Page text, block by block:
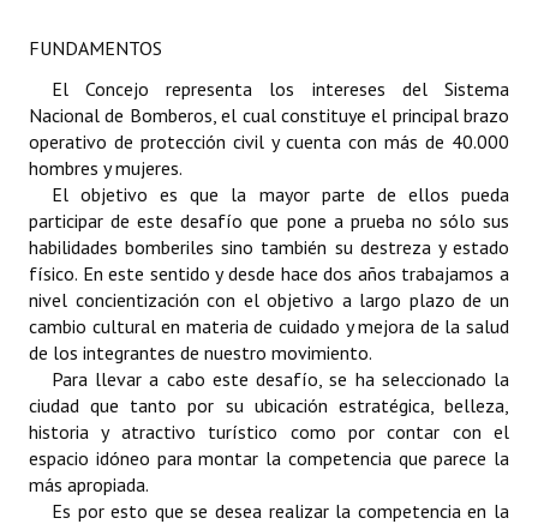
Dictámenes Asesoría Letrada
Actas de Sesión
Informes de Unidad Coordinadora
Ejecución Presupuestaria
Actas de Audiencias Públicas
NORMATIVA
Comunicaciones
Declaraciones
Resoluciones
Resoluciones de Presidencia
FUNDAMENTOS
El Concejo representa los intereses del Sistema
Nacional de Bomberos, el cual constituye el principal brazo
operativo de protección civil y cuenta con más de 40.000
hombres y mujeres.
El objetivo es que la mayor parte de ellos pueda
participar de este desafío que pone a prueba no sólo sus
habilidades bomberiles sino también su destreza y estado
físico. En este sentido y desde hace dos años trabajamos a
nivel concientización con el objetivo a largo plazo de un
cambio cultural en materia de cuidado y mejora de la salud
de los integrantes de nuestro movimiento.
Para llevar a cabo este desafío, se ha seleccionado la
ciudad que tanto por su ubicación estratégica, belleza,
historia y atractivo turístico como por contar con el
espacio idóneo para montar la competencia que parece la
más apropiada.
Es por esto que se desea realizar la competencia en la